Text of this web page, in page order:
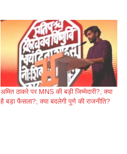
अमित ठाकरे पर MNS की बड़ी जिम्मेदारी?, क्या
है बड़ा फैसला?; क्या बदलेगी पुणे की राजनीति?